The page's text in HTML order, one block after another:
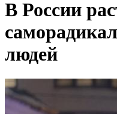
В России
людей